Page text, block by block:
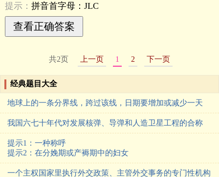
提示： 拼音首字母：JLC
共2页 上一页 1 2 下一页
经典题目大全
地球上的一条分界线，跨过该线，日期要增加或减少一天
我国六七十年代对发展核弹、导弹和人造卫星工程的合称
提示1：一种称呼
提示2：在分娩期或产褥期中的妇女
一个主权国家里执行外交政策、主管外交事务的专门性机构